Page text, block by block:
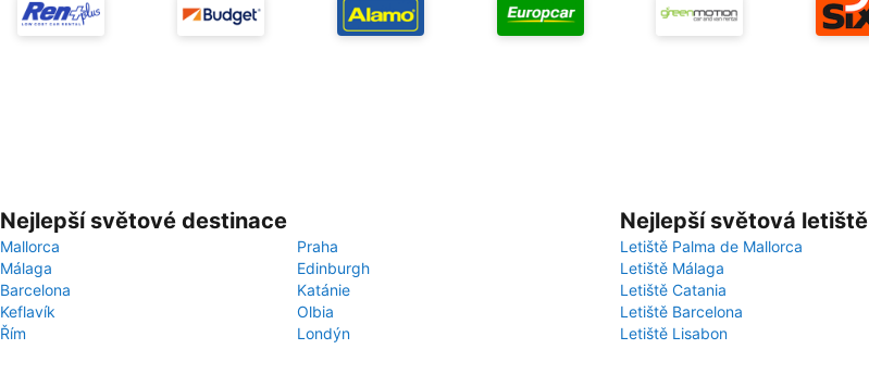
Nejlepší světové destinace
Mallorca
Praha
Málaga
Edinburgh
Barcelona
Katánie
Keflavík
Olbia
Řím
Londýn
Nejlepší světová letiště
Letiště Palma de Mallorca
Letiště Málaga
Letiště Catania
Letiště Barcelona
Letiště Lisabon